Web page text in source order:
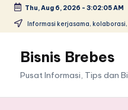
Skip
content
Thu, Aug 6, 2026 - 3:02:05 AM
Informasi kerjasama,
Bisnis Brebes
Pusat Informasi, Tips dan